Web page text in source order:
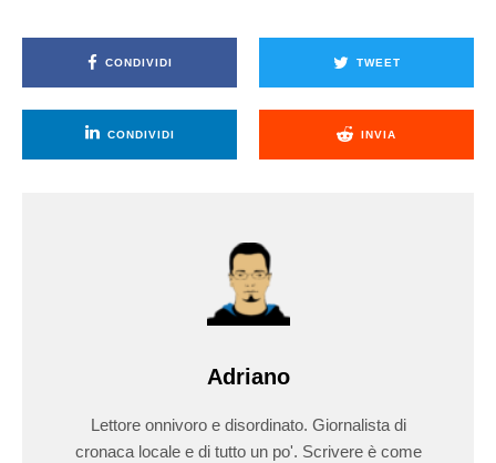
CONDIVIDI TWEET
CONDIVIDI INVIA
Adriano
Lettore onnivoro e disordinato. Giornalista di
cronaca locale e di tutto un po'. Scrivere è come